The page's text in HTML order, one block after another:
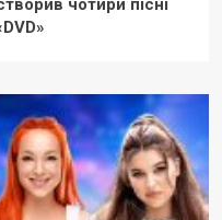
чотири пісні